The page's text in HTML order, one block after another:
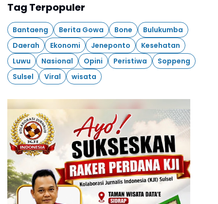
Tag Terpopuler
Bantaeng Berita Gowa Bone
Bulukumba
Daerah
Ekonomi Jeneponto
Kesehatan
Luwu
Nasional Opini Peristiwa
Soppeng
Sulsel
Viral wisata